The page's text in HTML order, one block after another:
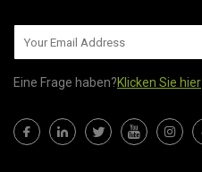
Eine Frage haben?Klicken Sie hier